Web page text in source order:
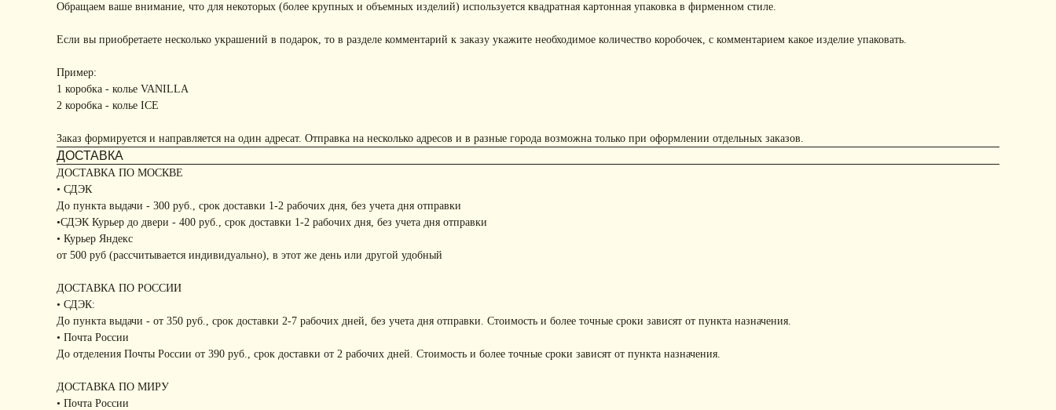
Обращаем ваше внимание, что для некоторых (более крупных и объемных изделий) используется квадратная картонная упаковка в фирменном стиле.
Если вы приобретаете несколько украшений в подарок, то в разделе комментарий к заказу укажите необходимое количество коробочек, с комментарием какое изделие упаковать.
Пример:
1 коробка - колье VANILLA
2 коробка - колье ICE
Заказ формируется и направляется на один адресат. Отправка на несколько адресов и в разные города возможна только при оформлении отдельных заказов.
ДОСТАВКА
ДОСТАВКА ПО МОСКВЕ
• СДЭК
До пункта выдачи - 300 руб., срок доставки 1-2 рабочих дня, без учета дня отправки
•СДЭК Курьер до двери - 400 руб., срок доставки 1-2 рабочих дня, без учета дня отправки
• Курьер Яндекс
от 500 руб (рассчитывается индивидуально), в этот же день или другой удобный
ДОСТАВКА ПО РОССИИ
• СДЭК:
До пункта выдачи - от 350 руб., срок доставки 2-7 рабочих дней, без учета дня отправки. Стоимость и более точные сроки зависят от пункта назначения.
• Почта России
До отделения Почты России от 390 руб., срок доставки от 2 рабочих дней. Стоимость и более точные сроки зависят от пункта назначения.
ДОСТАВКА ПО МИРУ
• Почта России